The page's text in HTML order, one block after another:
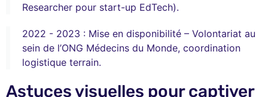
Researcher pour start-up EdTech).
2022 - 2023 : Mise en disponibilité – Volontariat au
sein de l’ONG Médecins du Monde, coordination
logistique terrain.
Astuces visuelles pour captiver